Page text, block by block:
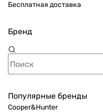
Бесплатная доставка
Бренд
Популярные бренды
Cooper&Hunter